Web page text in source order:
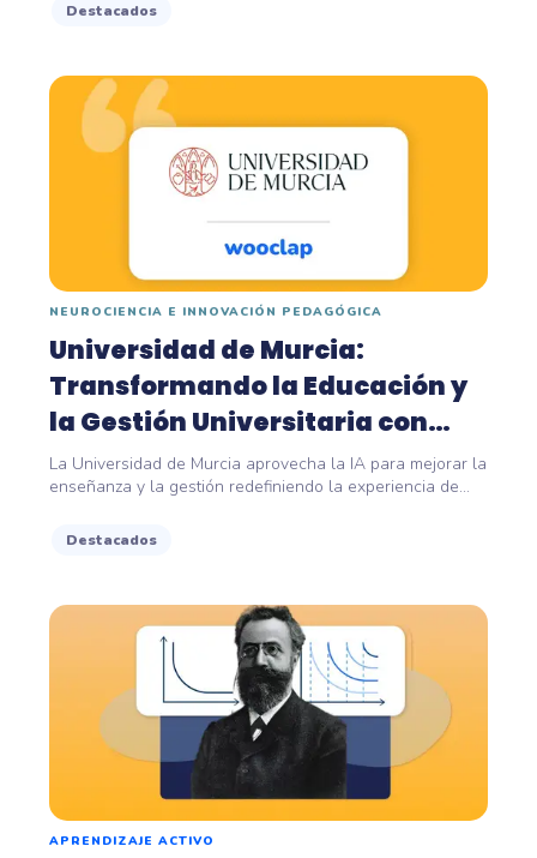
Destacados
NEUROCIENCIA E INNOVACIÓN PEDAGÓGICA
Universidad de Murcia:
Transformando la Educación y
la Gestión Universitaria con
Inteligencia...
La Universidad de Murcia aprovecha la IA para mejorar la
enseñanza y la gestión redefiniendo la experiencia de...
Destacados
APRENDIZAJE ACTIVO